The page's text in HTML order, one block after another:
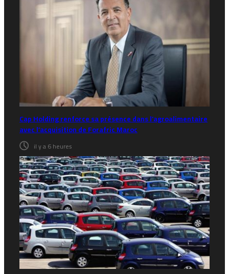
Cap Holding renforce sa présence dans l’agroalimentaire
avec l’acquisition de Forafric Maroc
il y a 6 heures